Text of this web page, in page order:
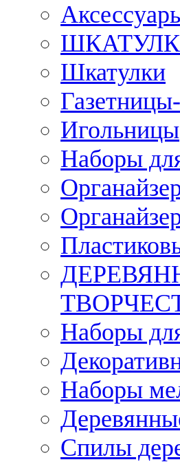
Шкатулки
Игольницы
Наборы
Наборы
Наборы
Спилы